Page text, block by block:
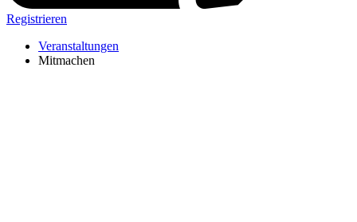
Registrieren
Veranstaltungen
Mitmachen